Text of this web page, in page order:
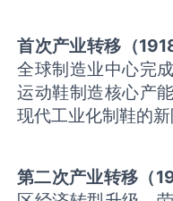
首次产业转移（
全球制造业中心完
运动鞋制造核心产
现代工业化制鞋的新
第二次产业转移（